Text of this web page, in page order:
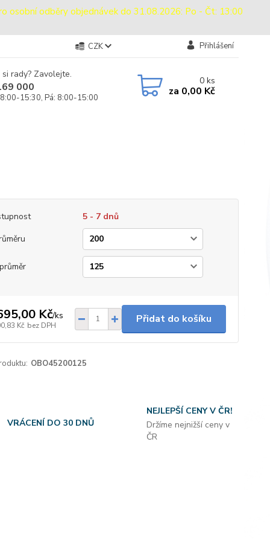
osobní odběry objednávek do 31.08.2026: Po - Čt: 13:00
CZK Přihlášení
rady? Zavolejte.
000
15:30, Pá: 8:00-15:00
0ks
za 0,00 Kč
5 - 7 dnů
Kč/ks
Kč bez DPH
Přidat do košíku
OBO45200125
VRÁCENÍ DO 30 DNŮ
NEJLEPŠÍ CENY V ČR!
Držíme nejnižší ceny v
ČR